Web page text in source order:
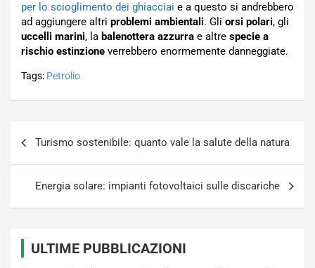
per lo scioglimento dei ghiacciai e a questo si andrebbero
ad aggiungere altri problemi ambientali. Gli orsi polari, gli
uccelli marini, la balenottera azzurra e altre specie a
rischio estinzione verrebbero enormemente danneggiate.
Tags: Petrolio
Turismo sostenibile: quanto vale la salute della natura
Energia solare: impianti fotovoltaici sulle discariche
ULTIME PUBBLICAZIONI